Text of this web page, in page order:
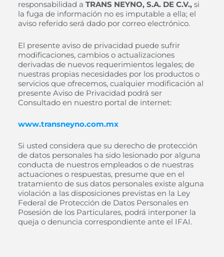
responsabilidad a TRANS NEYNO, S.A. DE C.V.,si
la fuga de información no es imputable a ella; el
aviso referido será dado por correo electrónico.
El presente aviso de privacidad puede sufrir
modificaciones, cambios o actualizaciones
derivadas de nuevos requerimientos legales; de
nuestras propias necesidades por los productos o
servicios que ofrecemos, cualquier modificación al
presente Aviso de Privacidad podrá ser
Consultado en nuestro portal de internet:
www.transneyno.com.mx
Si usted considera que su derecho de protección
de datos personales ha sido lesionado por alguna
conducta de nuestros empleados o de nuestras
actuaciones o respuestas, presume que en el
tratamiento de sus datos personales existe alguna
violación a las disposiciones previstas en la Ley
Federal de Protección de Datos Personales en
Posesión de los Particulares, podrá interponer la
queja o denuncia correspondiente ante el IFAI.